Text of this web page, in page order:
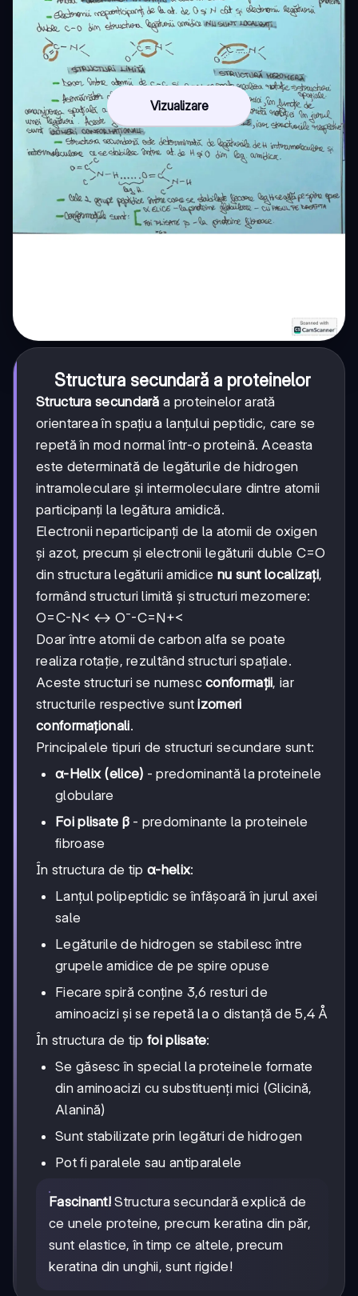
Vizualizare
Structura secundară a proteinelor
Structura secundară a proteinelor arată
orientarea în spațiu a lanțului peptidic, care se
repetă în mod normal într-o proteină. Aceasta
este determinată de legăturile de hidrogen
intramoleculare și intermoleculare dintre atomii
participanți la legătura amidică.
Electronii neparticipanți de la atomii de oxigen
și azot, precum și electronii legăturii duble C=O
din structura legăturii amidice nu sunt localizați,
formând structuri limită și structuri mezomere:
O=C-N< ↔ O⁻-C=N+<
Doar între atomii de carbon alfa se poate
realiza rotație, rezultând structuri spațiale.
Aceste structuri se numescconformații, iar
structurile respective suntizomeri
conformaționali.
Principalele tipuri de structuri secundare sunt:
α-Helix (elice) - predominantă la proteinele
globulare
Foi plisate β- predominante la proteinele
fibroase
În structura de tip α-helix:
Lanțul polipeptidic se înfășoară în jurul axei
sale
Legăturile de hidrogen se stabilesc între
grupele amidice de pe spire opuse
Fiecare spiră conține 3,6 resturi de
aminoacizi și se repetă la o distanță de 5,4 Å
În structura de tip foi plisate:
Se găsesc în special la proteinele formate
din aminoacizi cu substituenți mici (Glicină,
Alanină)
Sunt stabilizate prin legături de hidrogen
Pot fi paralele sau antiparalele
Fascinant! Structura secundară explică de
ce unele proteine, precum keratina din păr,
sunt elastice, în timp ce altele, precum
keratina din unghii, sunt rigide!